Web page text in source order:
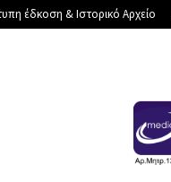
έδκοση & Ιστορικό Αρχείο